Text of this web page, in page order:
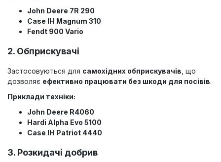
John Deere 7R 290
Case IH Magnum 310
Fendt 900 Vario
2. Обприскувачі
Застосовуються для самохідних обприскувачів , що
дозволяє ефективно працювати без шкоди для посівів.
Приклади техніки:
John Deere R4060
Hardi Alpha Evo 5100
Case IH Patriot 4440
3. Розкидачі добрив